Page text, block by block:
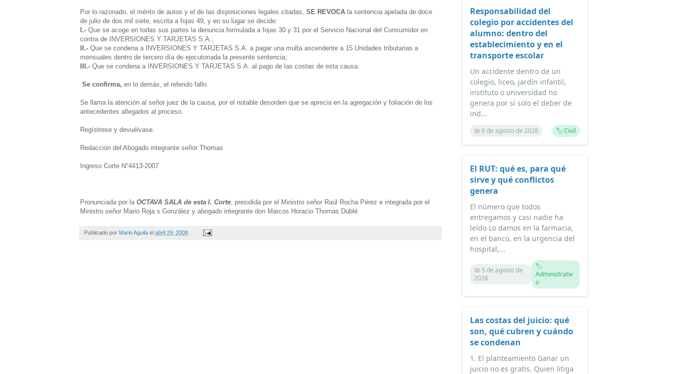
Por lo razonado, el mérito de autos y el de las disposiciones legales citadas, SE REVOCA la sentencia apelada de doce
de julio de dos mil siete, escrita a fojas 49, y en su lugar se decide:
I.- Que se acoge en todas sus partes la denuncia formulada a fojas 30 y 31 por el Servicio Nacional del Consumidor en
contra de INVERSIONES Y TARJETAS S.A.;
II.- Que se condena a INVERSIONES Y TARJETAS S.A. a pagar una multa ascendente a 15 Unidades tributarias a
mensuales dentro de tercero día de ejecutoriada la presente sentencia;
III.- Que se condena a INVERSIONES Y TARJETAS S.A. al pago de las costas de esta causa.
Se confirma, en lo demás, el referido fallo.
Se llama la atención al señor juez de la causa, por el notable desorden que se aprecia en la agregación y foliación de los
antecedentes allegados al proceso.
Regístrese y devuélvase.
Redacción del Abogado integrante señor Thomas
Ingreso Corte N°4413-2007
Pronunciada por la OCTAVA SALA de esta I. Corte , presidida por el Ministro señor Raúl Rocha Pérez e integrada por el
Ministro señor Mario Roja s González y abogado integrante don Marcos Horacio Thomas Dublé
Publicado por Mario Aguila el abril 29, 2008
Responsabilidad del
colegio por accidentes del
alumno: dentro del
establecimiento y en el
transporte escolar
Un accidente dentro de un
colegio, liceo, jardín infantil,
instituto o universidad no
genera por sí solo el deber de
ind...
📅 6 de agosto de 2026 🏷️ Civil
El RUT: qué es, para qué
sirve y qué conflictos
genera
El número que todos
entregamos y casi nadie ha
leído Lo damos en la farmacia,
en el banco, en la urgencia del
hospital,...
📅 5 de agosto de
2026
🏷️
Administrativ
o
Las costas del juicio: qué
son, qué cubren y cuándo
se condenan
1. El planteamiento Ganar un
juicio no es gratis. Quien litiga